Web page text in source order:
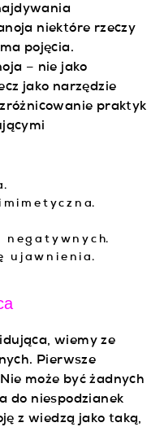
niektóre rzeczy
pojęcia.
– nie jako
jako narzędzie
praktyk
mimetyczn a.
negatywnyc h.
ujawnienia.
wiemy ze
Pierwsze
może być żadnych
do niespodzianek
z wiedzą jako taką,